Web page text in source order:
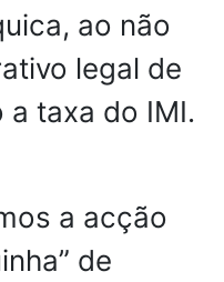
ao não
legal de
taxa do IMI.
a acção
de